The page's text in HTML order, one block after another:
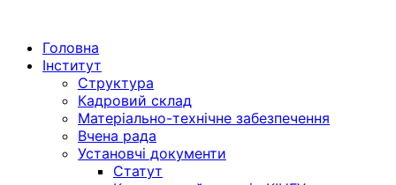
Menu Головна
Інститут
Структура
Кадровий склад
Матеріально-технічне забезпечення
Вчена рада
Установчі документи
Статут